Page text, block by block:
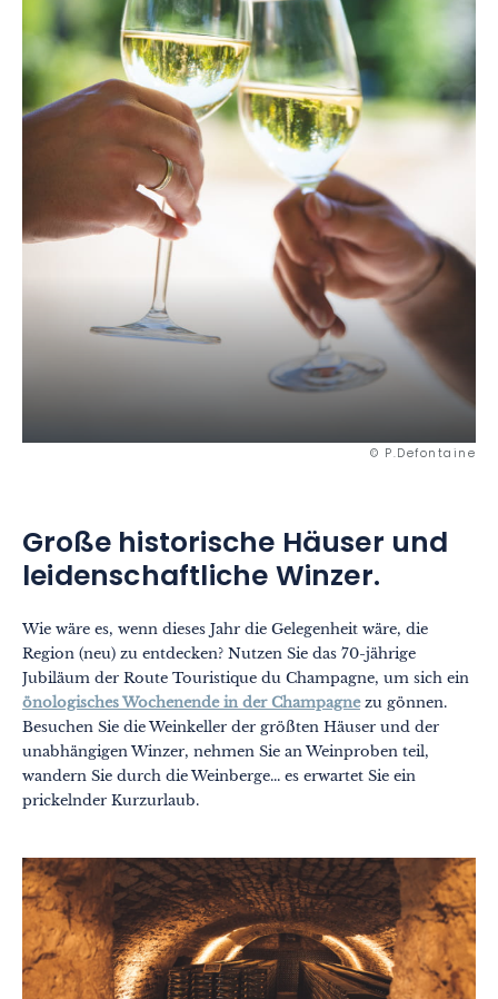
© P.Defontaine
Große historische Häuser und
leidenschaftliche Winzer.
Wie wäre es, wenn dieses Jahr die Gelegenheit wäre, die
Region (neu) zu entdecken? Nutzen Sie das 70-jährige
Jubiläum der Route Touristique du Champagne, um sich ein
önologisches Wochenende in der Champagnezu gönnen.
Besuchen Sie die Weinkeller der größten Häuser und der
unabhängigen Winzer, nehmen Sie an Weinproben teil,
wandern Sie durch die Weinberge... es erwartet Sie ein
prickelnder Kurzurlaub.